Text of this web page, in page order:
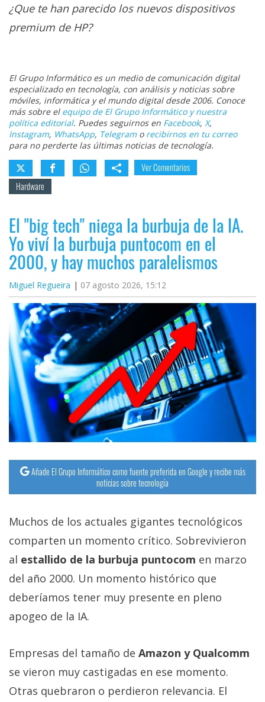
¿Que te han parecido los nuevos dispositivos
premium de HP?
El Grupo Informático es un medio de comunicación digital
especializado en tecnología, con análisis y noticias sobre
móviles, informática y el mundo digital desde 2006. Conoce
más sobre el equipo de El Grupo Informático y nuestra
política editorial. Puedes seguirnos en Facebook, X,
Instagram, WhatsApp, Telegramo recibirnos en tu correo
para no perderte las últimas noticias de tecnología.
Ver Comentarios
Hardware
El "big tech" niega la burbuja de la IA.
Yo viví la burbuja puntocom en el
2000, y hay muchos paralelismos
Miguel Regueira 07 agosto 2026, 15:12
Añade El Grupo Informático como fuente preferida en Google y recibe más
noticias sobre tecnología
Muchos de los actuales gigantes tecnológicos
comparten un momento crítico. Sobrevivieron
al estallido de la burbuja puntocom en marzo
del año 2000. Un momento histórico que
deberíamos tener muy presente en pleno
apogeo de la IA.
Empresas del tamaño de Amazon y Qualcomm
se vieron muy castigadas en ese momento.
Otras quebraron o perdieron relevancia. El